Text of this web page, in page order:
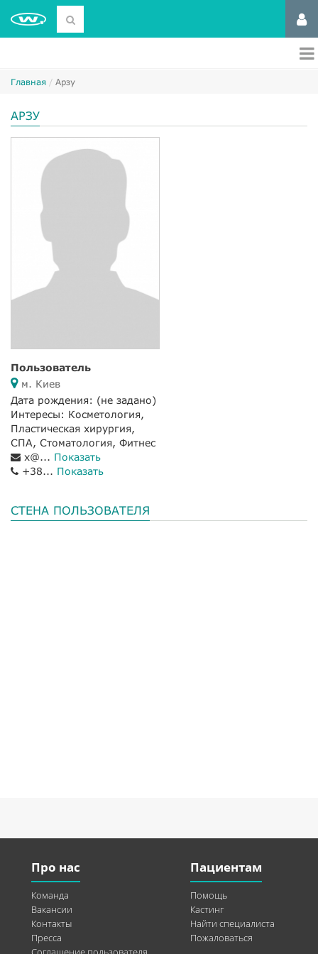
Главная Арзу
АРЗУ
Пользователь
м. Киев
Дата рождения: (не задано)
Интересы: Косметология,
Пластическая хирургия,
СПА, Стоматология, Фитнес
x@... Показать
+38... Показать
СТЕНА ПОЛЬЗОВАТЕЛЯ
Про нас
Команда
Вакансии
Контакты
Пресса
Пациентам
Помощь
Кастинг
Найти специалиста
Пожаловаться